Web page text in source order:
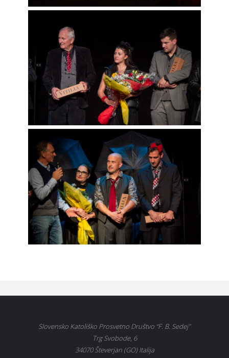
Slovensko Katoliško Prosvetno Društvo “F. B. Sedej"
Trg Svobode, 6
34070 Števerjan (GO) Italija